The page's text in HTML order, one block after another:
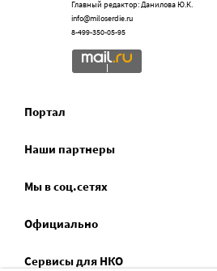
Главный редактор: Данилова Ю.К.
info@miloserdie.ru
8-499-350-05-95
Портал
Наши партнеры
Мы в соц.сетях
Официально
Сервисы для НКО